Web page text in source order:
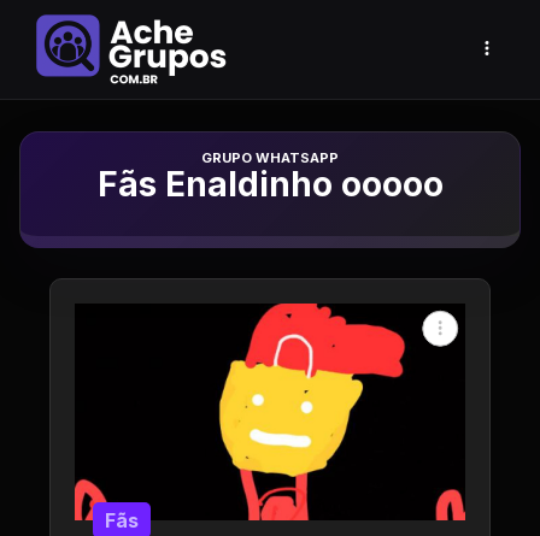
Grupo de Whatsapp
Fãs Enaldinho ooooo
Fãs